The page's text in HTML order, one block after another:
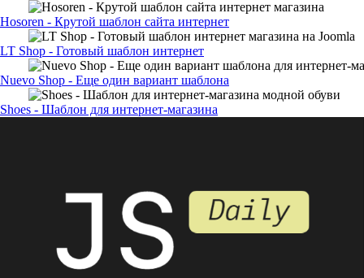
Hosoren - Крутой шаблон сайта интернет
LT Shop - Готовый шаблон интернет
Nuevo Shop - Еще один вариант шаблона
Shoes - Шаблон для интернет-магазина